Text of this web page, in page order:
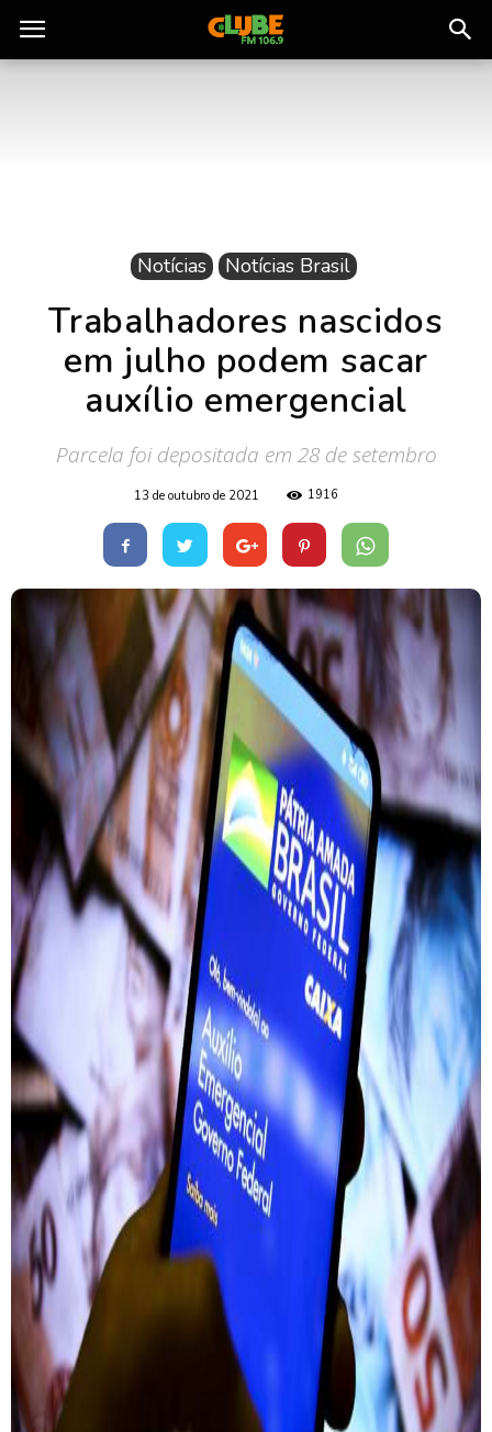
Rádio
Notícias Notícias Brasil
Trabalhadores nascidos
em julho podem sacar
auxílio emergencial
Parcela foi depositada em 28 de setembro
13 de outubro de 2021 1916